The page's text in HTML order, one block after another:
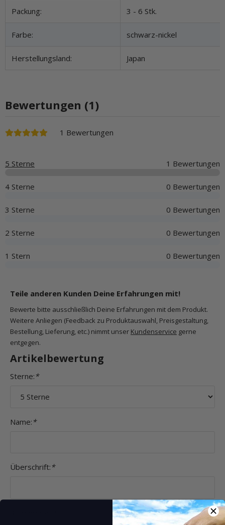
Produkteigenschaft
Wert
Packung: 3 - 6 Stk.
Farbe: schwarz-nickel
Herstellungsland: Japan
Bewertungen (1)
1 Bewertungen
5 Sterne 1 Bewertungen
4 Sterne 0 Bewertungen
3 Sterne 0 Bewertungen
2 Sterne 0 Bewertungen
1 Stern 0 Bewertungen
Teile anderen Kunden Deine Erfahrungen mit!
Bewerte bitte ausschließlich Deine Erfahrungen mit dem Produkt.
Weitere Anliegen (Feedback zu Produktauswahl, Preisgestaltung,
Bestellung, Lieferung, etc.) nimmt unser Kundenservice gerne
entgegen.
Artikelbewertung
Sterne: *
Name: *
Überschrift: *